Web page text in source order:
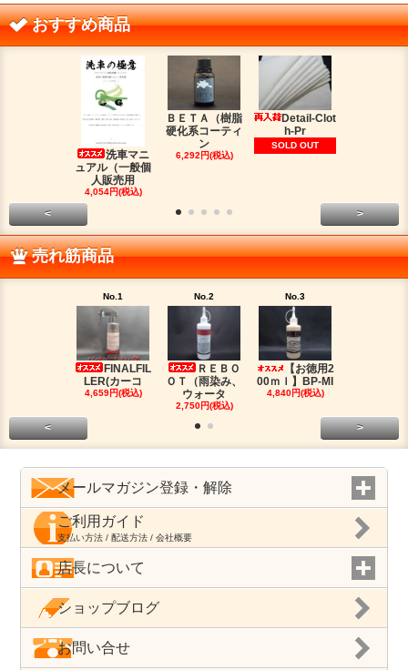
おすすめ商品
洗車マニ
ュアル（一般個
人販売用
4,054円(税込)
ＢＥＴＡ（樹脂
硬化系コーティ
ン
6,292円(税込)
Detail-Clot
h-Pr
SOLD OUT
< >
売れ筋商品
No.1
FINALFIL
LER(カーコ
4,659円(税込)
No.2
ＲＥＢＯ
ＯＴ（雨染み、
ウォータ
2,750円(税込)
No.3
【お徳用2
00ｍｌ】BP-MI
4,840円(税込)
< >
メールマガジン登録・解除
ご利用ガイド
支払い方法 / 配送方法 / 会社概要
店長について
ショップブログ
お問い合せ